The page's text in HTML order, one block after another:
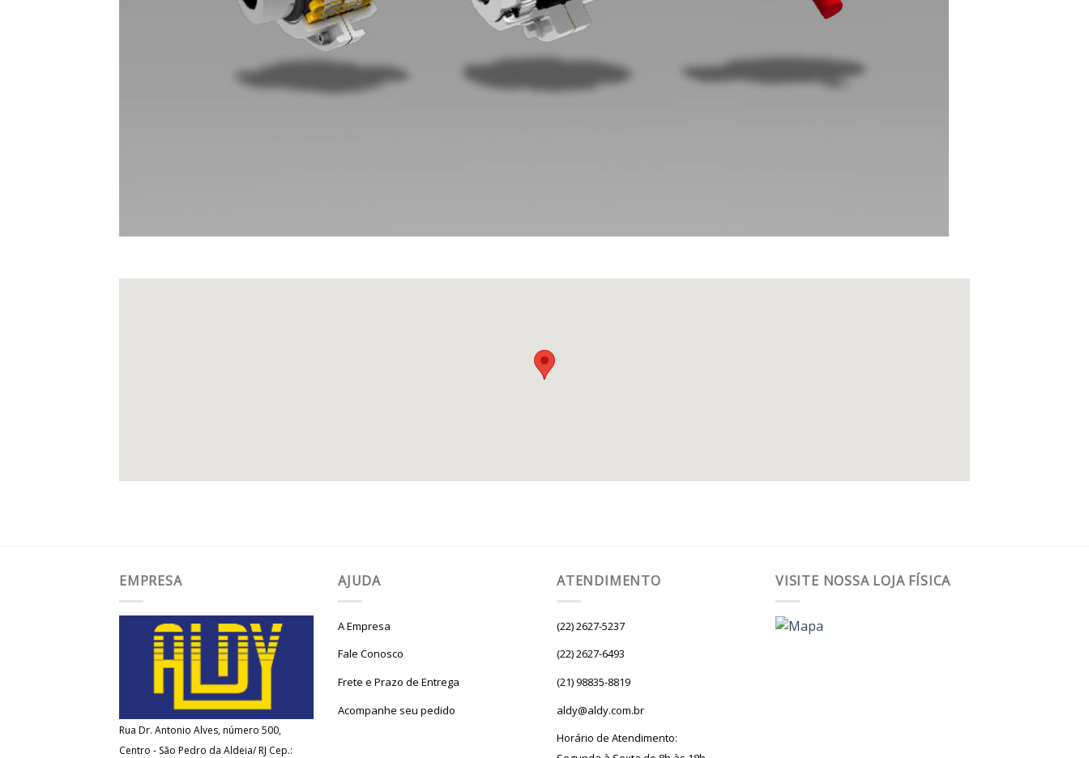
EMPRESA
Rua Dr. Antonio Alves, número 500,
Centro - São Pedro da Aldeia/ RJ Cep.:
AJUDA
A Empresa
Fale Conosco
Frete e Prazo de Entrega
Acompanhe seu pedido
ATENDIMENTO
(22) 2627-5237
(22) 2627-6493
(21) 98835-8819
aldy@aldy.com.br
Horário de Atendimento:
VISITE NOSSA LOJA FÍSICA